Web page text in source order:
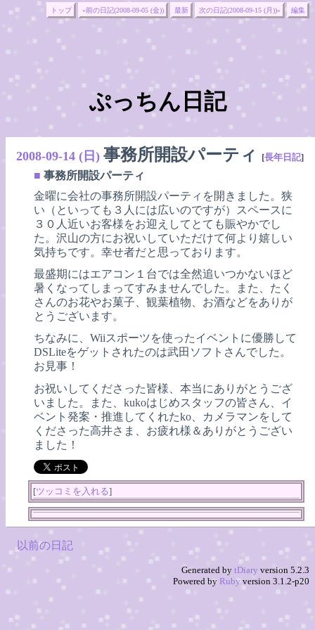
トップ «前の日記(2008-09-05 (金)) 最新 次の日記(2008-09-15 (月))» 編集
ぷっちん日記
2008-09-14 (日) 事務所開設パーティ [長年日記]
■ 事務所開設パーティ
金曜に会社の事務所開設パーティを開きました。狭
い（といっても３人には広いのですが）スペースに
３０人近いお客様をお迎えしてとても賑やかでし
た。沢山の方にお祝いしていただけて何より嬉しい
気持ちです。幸せ者だと思っております。
最盛期にはエアコン１台では全然追いつかないほど
暑くなってしまってすみませんでした。また、たく
さんのお花やお菓子、観葉植物、お酒などをありが
とうございます。
ちなみに、Wiiスポーツを使ったイベントに優勝して
DSLiteをゲットされたのは武田ソフトさんでした。
お見事！
お祝いしてくださった皆様、本当にありがとうござ
いました。また、kukoはじめスタッフの皆さん、イ
ベント発案・推進してくれたko、カメラマンをして
くださった高井さま、お疲れ様＆ありがとうござい
ました！
[ツッコミを入れる]
以前の日記
Generated by tDiary version 5.2.3
Powered by Ruby version 3.1.2-p20